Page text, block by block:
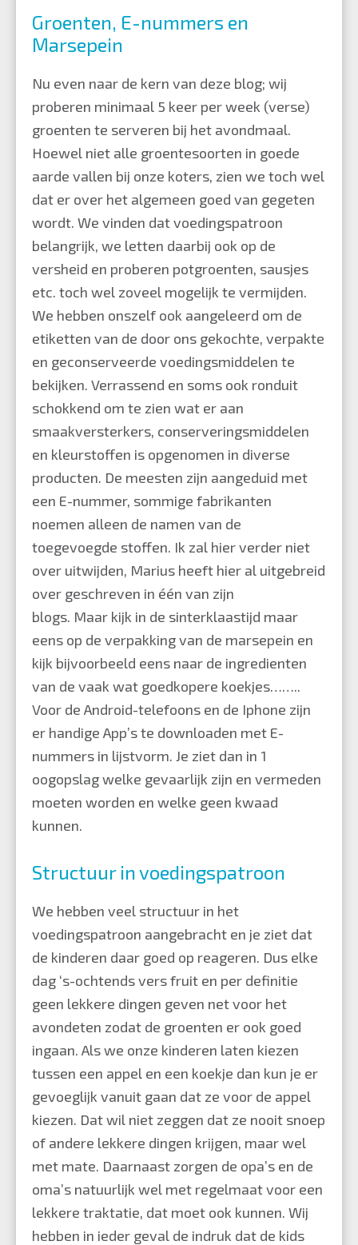
Groenten, E-nummers en
Marsepein
Nu even naar de kern van deze blog; wij
proberen minimaal 5 keer per week (verse)
groenten te serveren bij het avondmaal.
Hoewel niet alle groentesoorten in goede
aarde vallen bij onze koters, zien we toch wel
dat er over het algemeen goed van gegeten
wordt. We vinden dat voedingspatroon
belangrijk, we letten daarbij ook op de
versheid en proberen potgroenten, sausjes
etc. toch wel zoveel mogelijk te vermijden.
We hebben onszelf ook aangeleerd om de
etiketten van de door ons gekochte, verpakte
en geconserveerde voedingsmiddelen te
bekijken. Verrassend en soms ook ronduit
schokkend om te zien wat er aan
smaakversterkers, conserveringsmiddelen
en kleurstoffen is opgenomen in diverse
producten. De meesten zijn aangeduid met
een E-nummer, sommige fabrikanten
noemen alleen de namen van de
toegevoegde stoffen. Ik zal hier verder niet
over uitwijden, Marius heeft hier al uitgebreid
over geschreven in één van zijn
blogs. Maar kijk in de sinterklaastijd maar
eens op de verpakking van de marsepein en
kijk bijvoorbeeld eens naar de ingredienten
van de vaak wat goedkopere koekjes……..
Voor de Android-telefoons en de Iphone zijn
er handige App’s te downloaden met E-
nummers in lijstvorm. Je ziet dan in 1
oogopslag welke gevaarlijk zijn en vermeden
moeten worden en welke geen kwaad
kunnen.
Structuur in voedingspatroon
We hebben veel structuur in het
voedingspatroon aangebracht en je ziet dat
de kinderen daar goed op reageren. Dus elke
dag ‘s-ochtends vers fruit en per definitie
geen lekkere dingen geven net voor het
avondeten zodat de groenten er ook goed
ingaan. Als we onze kinderen laten kiezen
tussen een appel en een koekje dan kun je er
gevoeglijk vanuit gaan dat ze voor de appel
kiezen. Dat wil niet zeggen dat ze nooit snoep
of andere lekkere dingen krijgen, maar wel
met mate. Daarnaast zorgen de opa’s en de
oma’s natuurlijk wel met regelmaat voor een
lekkere traktatie, dat moet ook kunnen. Wij
hebben in ieder geval de indruk dat de kids